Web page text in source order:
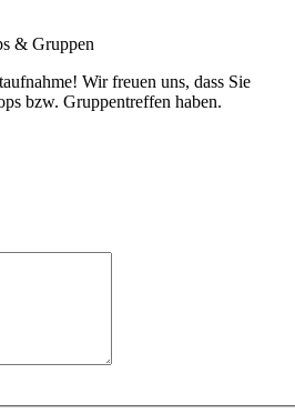
& Gruppen
Wir freuen uns, dass Sie
bzw. Gruppentreffen haben.